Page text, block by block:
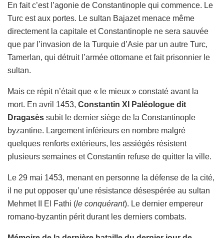
En fait c’est l’agonie de Constantinople qui commence. Le
Turc est aux portes. Le sultan Bajazet menace même
directement la capitale et Constantinople ne sera sauvée
que par l’invasion de la Turquie d’Asie par un autre Turc,
Tamerlan, qui détruit l’armée ottomane et fait prisonnier le
sultan.
Mais ce répit n’était que « le mieux » constaté avant la
mort. En avril 1453, Constantin XI Paléologue dit
Dragasès subit le dernier siège de la Constantinople
byzantine. Largement inférieurs en nombre malgré
quelques renforts extérieurs, les assiégés résistent
plusieurs semaines et Constantin refuse de quitter la ville.
Le 29 mai 1453, menant en personne la défense de la cité,
il ne put opposer qu’une résistance désespérée au sultan
Mehmet II El Fathi (le conquérant). Le dernier empereur
romano-byzantin périt durant les derniers combats.